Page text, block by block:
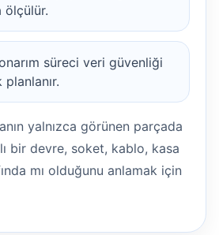
ölçülür.
süreci veri güvenliği
yalnızca görünen parçada
bir devre, soket, kablo, kasa
mı olduğunu anlamak için